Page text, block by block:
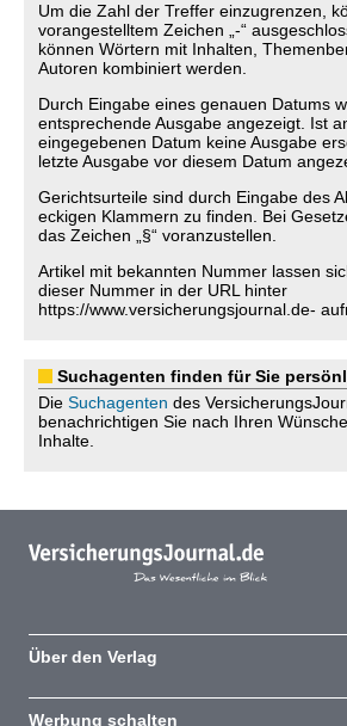
Um die Zahl der Treffer einzugrenzen,
vorangestelltem Zeichen „-“
können Wörtern mit Inhalten,
Autoren kombiniert werden.
Durch Eingabe eines genauen Datums
entsprechende Ausgabe angezeigt. Ist
eingegebenen Datum keine Ausgabe
letzte Ausgabe vor diesem Datum
Gerichtsurteile sind durch Eingabe des
eckigen Klammern zu finden. Bei
das Zeichen „§“ voranzustellen.
Artikel mit bekannten Nummer lassen
dieser Nummer in der URL hinter
https://www.versicherungsjournal.de-
Suchagenten finden für Sie
Die Suchagenten des
benachrichtigen Sie nach Ihren
Inhalte.
Über den Verlag
Werbung schalten